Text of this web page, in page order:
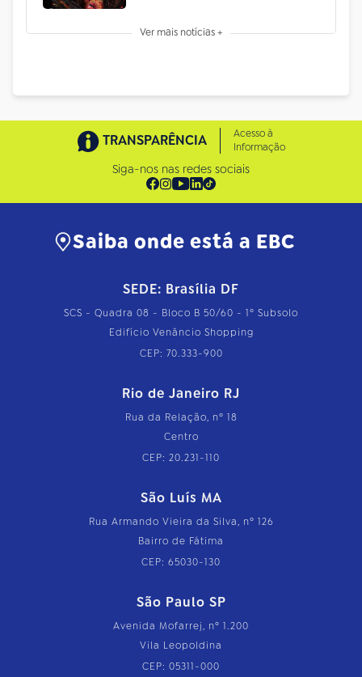
Ver mais notícias +
TRANSPARÊNCIA
Acesso à
Informação
Siga-nos nas redes sociais
Saiba onde está a EBC
SEDE: Brasília DF
SCS - Quadra 08 - Bloco B 50/60 - 1º Subsolo
Edifício Venâncio Shopping
CEP: 70.333-900
Rio de Janeiro RJ
Rua da Relação, nº 18
Centro
CEP: 20.231-110
São Luís MA
Rua Armando Vieira da Silva, nº 126
Bairro de Fátima
CEP: 65030-130
São Paulo SP
Avenida Mofarrej, nº 1.200
Vila Leopoldina
CEP: 05311-000